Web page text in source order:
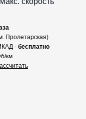
Пролетарская)
- бесплатно
км